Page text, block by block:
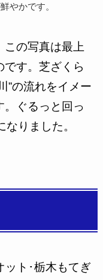
やかです。
この写真は最上
す。芝ざくら
”の流れをイメー
。ぐるっと回っ
りました。
ット･栃木もてぎ